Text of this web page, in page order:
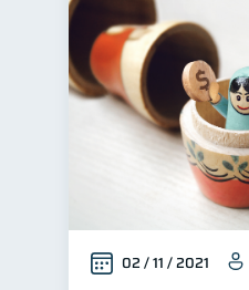
02 / 11 / 2021